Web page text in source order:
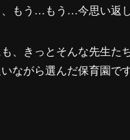
もう…もう…今思い返
、きっとそんな先生た
ながら選んだ保育園で